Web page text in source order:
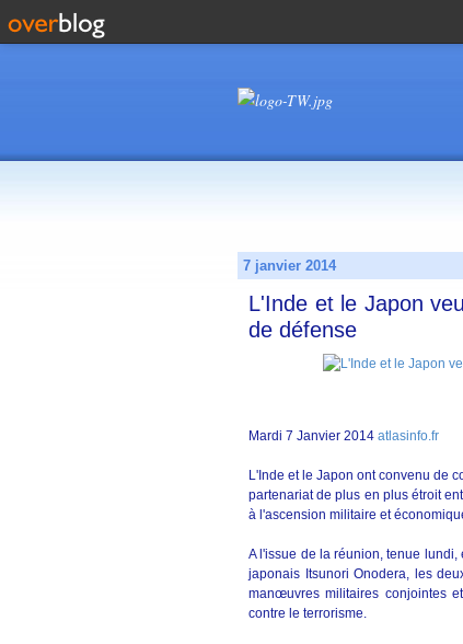
7 janvier 2014
L'Inde et le Japon
de défense
Mardi 7 Janvier 2014 atlasinfo.fr
L'Inde et le Japon ont convenu de
partenariat de plus en plus étroit
à l'ascension militaire et
A l'issue de la réunion, tenue
japonais Itsunori Onodera, les
manœuvres militaires conjointes
contre le terrorisme.